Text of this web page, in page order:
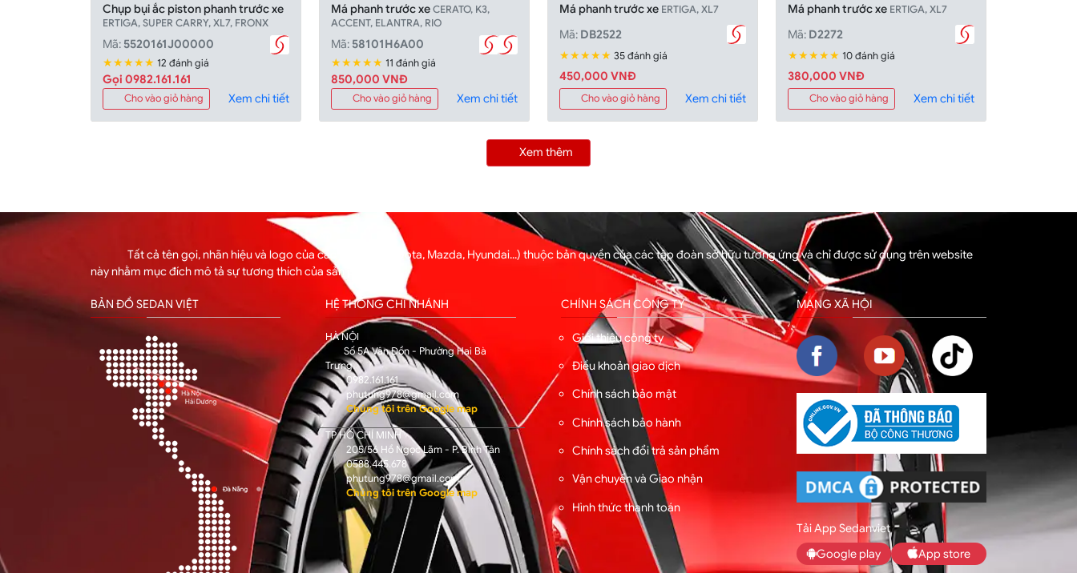
Chụp bụi ắc piston phanh trước xe
ERTIGA, SUPER CARRY, XL7, FRONX
Mã: 5520161J00000
★★★★★ 12 đánh giá
Gọi 0982.161.161
Cho vào giỏ hàng Xem chi tiết
Má phanh trước xeCERATO, K3,
ACCENT, ELANTRA, RIO
Mã: 58101H6A00
★★★★★ 11 đánh giá
850,000 VNĐ
Cho vào giỏ hàng Xem chi tiết
Má phanh trước xe ERTIGA, XL7
Mã: DB2522
★★★★★ 35 đánh giá
450,000 VNĐ
Cho vào giỏ hàng Xem chi tiết
Má phanh trước xe ERTIGA, XL7
Mã: D2272
★★★★★ 10 đánh giá
380,000 VNĐ
Cho vào giỏ hàng Xem chi tiết
Xem thêm
Tất cả tên gọi, nhãn hiệu và logo của các hãng xe (Toyota, Mazda, Hyundai...) thuộc bản quyền của các tập đoàn sở hữu tương ứng và chỉ được sử dụng trên website
này nhằm mục đích mô tả sự tương thích của sản phẩm.
BẢN ĐỒ SEDAN VIỆT HỆ THỐNG CHI NHÁNH
HÀ NỘI
Số 5A Vân Đồn - Phường Hai Bà
Trưng
0982.161.161
phutung978@gmail.com
Chúng tôi trên Google map
TP HỒ CHÍ MINH
205/56 Hồ Ngọc Lãm - P. Bình Tân
0588.445.678
phutung978@gmail.com
Chúng tôi trên Google map
CHÍNH SÁCH CÔNG TY
Giới thiệu công ty
Điều khoản giao dịch
Chính sách bảo mật
Chính sách bảo hành
Chính sách đổi trả sản phẩm
Vận chuyển và Giao nhận
Hình thức thanh toán
MẠNG XÃ HỘI
Tải App Sedanviet
Google play
App store